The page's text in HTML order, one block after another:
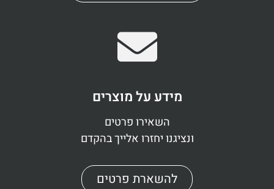
מידע על מוצרים
השאירו פרטים
ונציגנו יחזרו אלייך בהקדם
להשארת פרטים